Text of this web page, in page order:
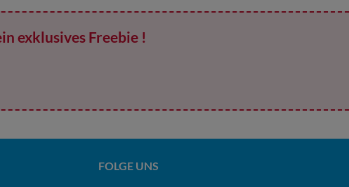
exklusives Freebie !
FOLGE UNS